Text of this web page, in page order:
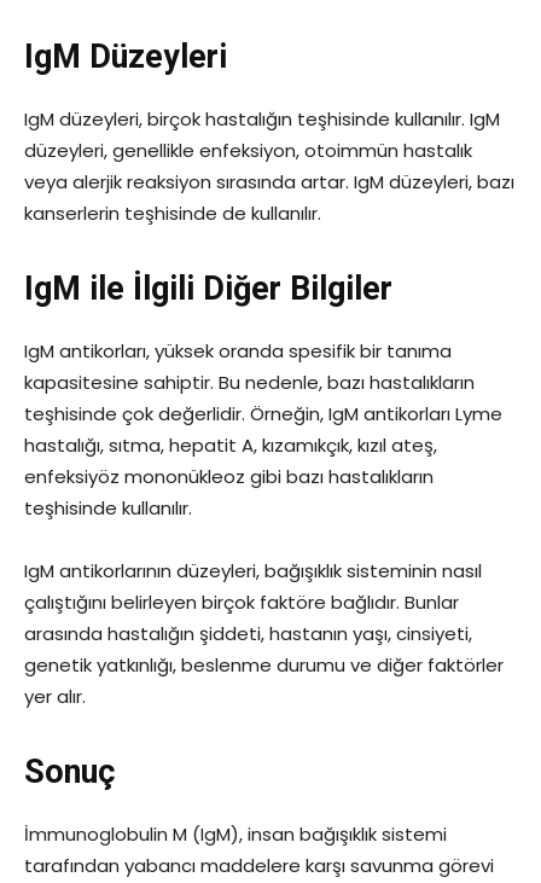
IgM Düzeyleri
IgM düzeyleri, birçok hastalığın teşhisinde kullanılır. IgM
düzeyleri, genellikle enfeksiyon, otoimmün hastalık
veya alerjik reaksiyon sırasında artar. IgM düzeyleri, bazı
kanserlerin teşhisinde de kullanılır.
IgM ile İlgili Diğer Bilgiler
IgM antikorları, yüksek oranda spesifik bir tanıma
kapasitesine sahiptir. Bu nedenle, bazı hastalıkların
teşhisinde çok değerlidir. Örneğin, IgM antikorları Lyme
hastalığı, sıtma, hepatit A, kızamıkçık, kızıl ateş,
enfeksiyöz mononükleoz gibi bazı hastalıkların
teşhisinde kullanılır.
IgM antikorlarının düzeyleri, bağışıklık sisteminin nasıl
çalıştığını belirleyen birçok faktöre bağlıdır. Bunlar
arasında hastalığın şiddeti, hastanın yaşı, cinsiyeti,
genetik yatkınlığı, beslenme durumu ve diğer faktörler
yer alır.
Sonuç
İmmunoglobulin M (IgM), insan bağışıklık sistemi
tarafından yabancı maddelere karşı savunma görevi